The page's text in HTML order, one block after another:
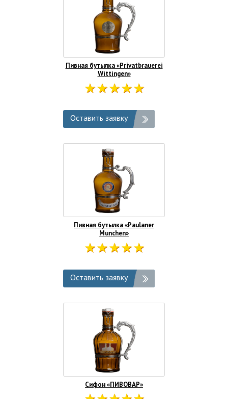
Пивная бутылка «Privatbrauerei
Wittingen»
Оставить заявку
Пивная бутылка «Paulaner
Munchen»
Оставить заявку
Сифон «ПИВОВАР»